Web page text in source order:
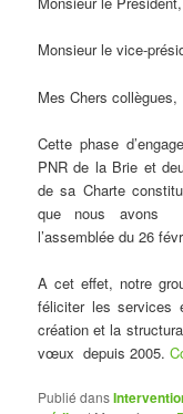
Monsieur le vice-
Mes Chers collègues,
Cette phase
PNR de la Brie et
de sa Charte
que nous avons
l’assemblée du 26
A cet effet, notre
féliciter les services
création et la
vœux depuis 2005.
Publié dans